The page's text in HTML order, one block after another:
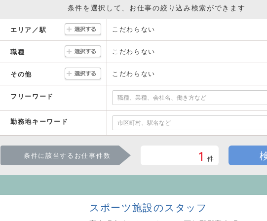
条件を選択して、お仕事の絞り込み検索ができます
エリア／駅 こだわらない
職種 こだわらない
その他 こだわらない
フリーワード
勤務地キーワード
条件に該当するお仕事件数 1 件
スポーツ施設のスタッフ